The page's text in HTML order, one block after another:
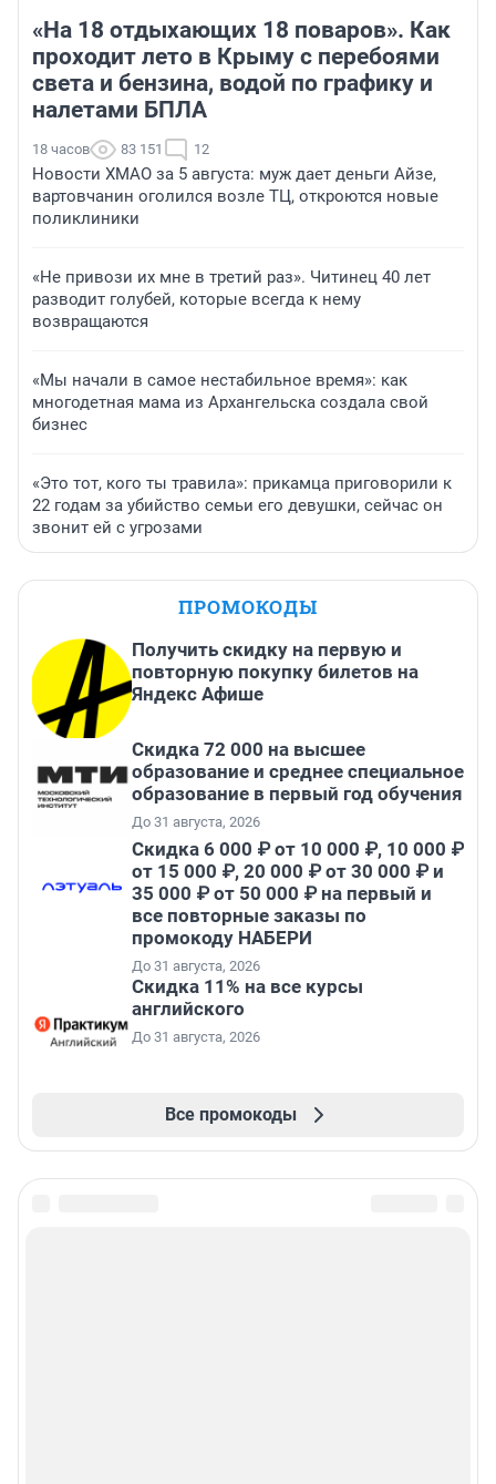
«На 18 отдыхающих 18 поваров». Как
проходит лето в Крыму с перебоями
света и бензина, водой по графику и
налетами БПЛА
18 часов 83 151 12
Новости ХМАО за 5 августа: муж дает деньги Айзе,
вартовчанин оголился возле ТЦ, откроются новые
поликлиники
«Не привози их мне в третий раз». Читинец 40 лет
разводит голубей, которые всегда к нему
возвращаются
«Мы начали в самое нестабильное время»: как
многодетная мама из Архангельска создала свой
бизнес
«Это тот, кого ты травила»: прикамца приговорили к
22 годам за убийство семьи его девушки, сейчас он
звонит ей с угрозами
ПРОМОКОДЫ
Получить скидку на первую и
повторную покупку билетов на
Яндекс Афише
Скидка 72 000 на высшее
образование и среднее специальное
образование в первый год обучения
До 31 августа, 2026
Скидка 6 000 ₽ от 10 000 ₽, 10 000 ₽
от 15 000 ₽, 20 000 ₽ от 30 000 ₽ и
35 000 ₽ от 50 000 ₽ на первый и
все повторные заказы по
промокоду НАБЕРИ
До 31 августа, 2026
Скидка 11% на все курсы
английского
До 31 августа, 2026
Все промокоды